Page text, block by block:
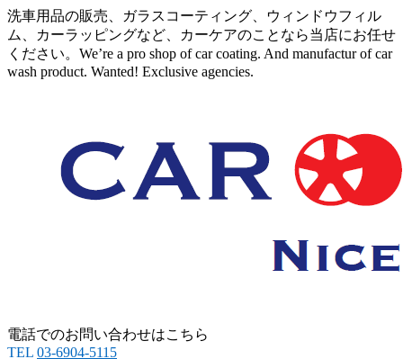
洗車用品の販売、ガラスコーティング、ウィンドウフィル
ム、カーラッピングなど、カーケアのことなら当店にお任せ
ください。We’re a pro shop of car coating. And manufactur of car
wash product. Wanted! Exclusive agencies.
電話でのお問い合わせはこちら
TEL 03-6904-5115